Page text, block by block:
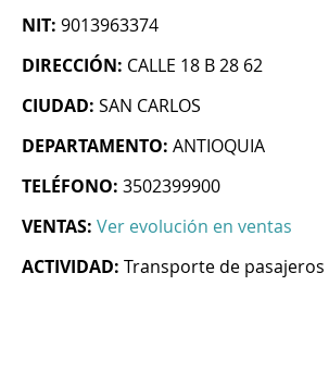
NIT: 9013963374
DIRECCIÓN: CALLE 18 B 28 62
CIUDAD: SAN CARLOS
DEPARTAMENTO: ANTIOQUIA
TELÉFONO: 3502399900
VENTAS: Ver evolución en ventas
ACTIVIDAD: Transporte de pasajeros